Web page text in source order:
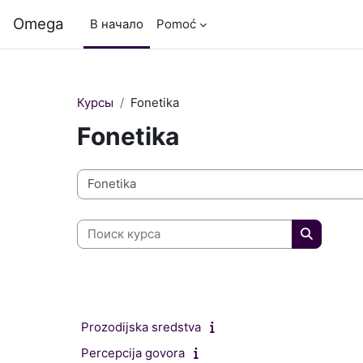
Omega В начало Pomoć
Курсы Fonetika
Fonetika
Категории курсов
Поиск курса
Поиск
Prozodijska sredstva
Percepcija govora